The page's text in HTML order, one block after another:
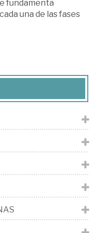
fundamenta
una de las fases